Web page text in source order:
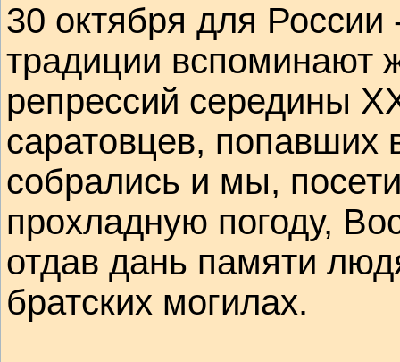
30 октября для России
традиции вспоминают
репрессий середины
саратовцев,
собрались и мы,
прохладную погоду,
отдав дань памяти
братских могилах.